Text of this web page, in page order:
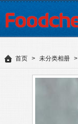
首页 > 未分类相册 >